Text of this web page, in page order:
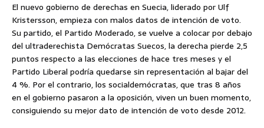
El nuevo gobierno de derechas en Suecia, liderado por Ulf
Kristersson, empieza con malos datos de intención de voto.
Su partido, el Partido Moderado, se vuelve a colocar por debajo
del ultraderechista Demócratas Suecos, la derecha pierde 2,5
puntos respecto a las elecciones de hace tres meses y el
Partido Liberal podría quedarse sin representación al bajar del
4 %. Por el contrario, los socialdemócratas, que tras 8 años
en el gobierno pasaron a la oposición, viven un buen momento,
consiguiendo su mejor dato de intención de voto desde 2012.